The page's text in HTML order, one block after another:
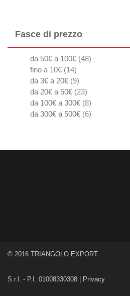
Fasce di prezzo
da 50€ a 100€ (48)
fino a 10€ (14)
da 3€ a 20€ (9)
da 20€ a 50€ (23)
da 100€ a 300€ (8)
da 300€ a 500€ (6)
© 2016 TRIANGOLO EXPORT
S.r.l. - P.I. 01008330308 | Privacy